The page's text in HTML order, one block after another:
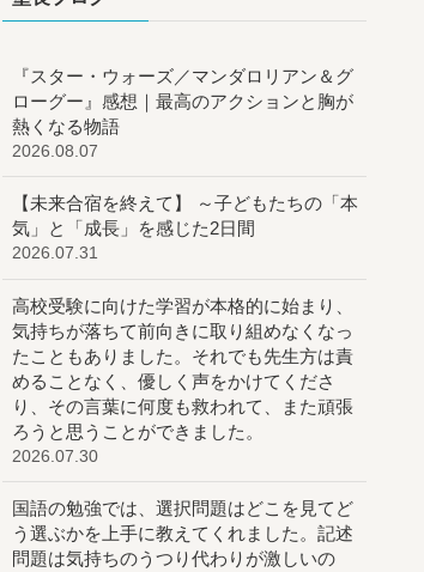
『スター・ウォーズ／マンダロリアン＆グ
ローグー』感想｜最高のアクションと胸が
熱くなる物語
2026.08.07
【未来合宿を終えて】 ～子どもたちの「本
気」と「成長」を感じた2日間
2026.07.31
高校受験に向けた学習が本格的に始まり、
気持ちが落ちて前向きに取り組めなくなっ
たこともありました。それでも先生方は責
めることなく、優しく声をかけてくださ
り、その言葉に何度も救われて、また頑張
ろうと思うことができました。
2026.07.30
国語の勉強では、選択問題はどこを見てど
う選ぶかを上手に教えてくれました。記述
問題は気持ちのうつり代わりが激しいの